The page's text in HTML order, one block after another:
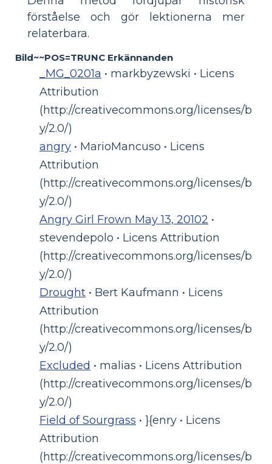
förståelse och gör lektionerna mer
relaterbara.
Bild~~POS=TRUNC Erkännanden
_MG_0201a • markbyzewski • Licens
Attribution
(http://creativecommons.org/licenses/b
y/2.0/)
angry • MarioMancuso • Licens
Attribution
(http://creativecommons.org/licenses/b
y/2.0/)
Angry Girl Frown May 13, 20102 •
stevendepolo • Licens Attribution
(http://creativecommons.org/licenses/b
y/2.0/)
Drought • Bert Kaufmann • Licens
Attribution
(http://creativecommons.org/licenses/b
y/2.0/)
Excluded • malias • Licens Attribution
(http://creativecommons.org/licenses/b
y/2.0/)
Field of Sourgrass • }{enry • Licens
Attribution
(http://creativecommons.org/licenses/b